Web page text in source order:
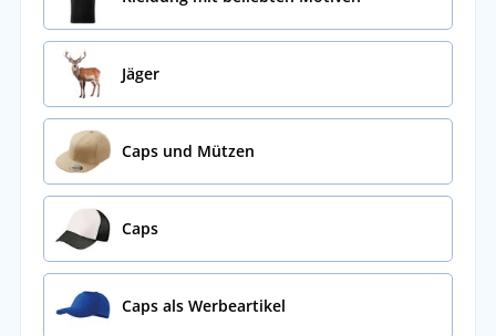
Jäger
Caps und Mützen
Caps
Caps als Werbeartikel